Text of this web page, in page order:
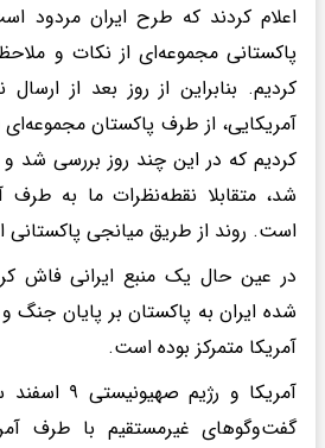
اعلام کردند که طرح ایران مردود
پاکستانی مجموعه‌ای از نکات و
کردیم. بنابراین از روز بعد از
آمریکایی، از طرف پاکستان مجموعه‌ای
کردیم که در این چند روز بررسی شد و
شد، متقابلا نقطه‌نظرات ما به
است. روند از طریق میانجی پاکستانی
در عین حال یک منبع ایرانی فاش
شده ایران به پاکستان بر پایان جنگ
آمریکا متمرکز بوده است.
آمریکا و
گفت‌وگوهای غیرمستقیم با طرف